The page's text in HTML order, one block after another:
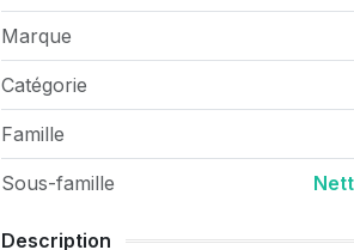
Marque
Catégorie
Famille
Sous-famille
Description